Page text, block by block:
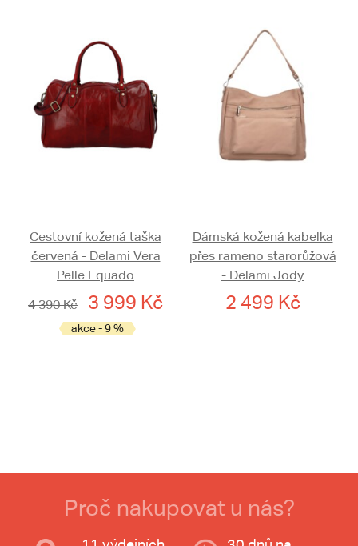
Cestovní kožená taška
červená - Delami Vera
Pelle Equado
4 390 Kč
3 999 Kč
akce - 9 %
Dámská kožená kabelka
přes rameno starorůžová
- Delami Jody
2 499 Kč
Proč nakupovat u nás?